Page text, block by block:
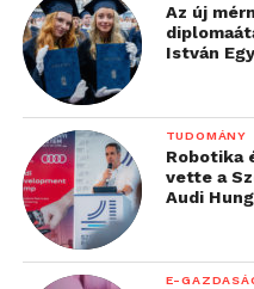
A gyártói leírás
felszerelése mindössze
színes és a karnisos
használható. Arra azért
rendelésnél a számodra
válaszd!
Az új
István
TUDOMÁNY
Robotika
vette a
Audi
E-